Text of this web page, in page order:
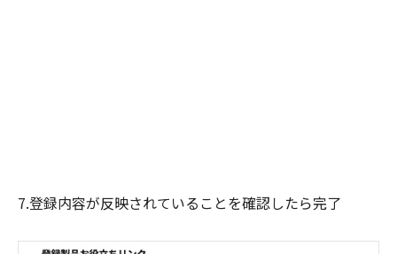
7.登録内容が反映されていることを確認したら完了